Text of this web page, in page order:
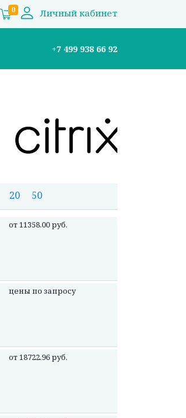
0 Личный кабинет
+7 499 938 66 92
20 50
от 11358.00 руб.
цены по запросу
от 18722.96 руб.